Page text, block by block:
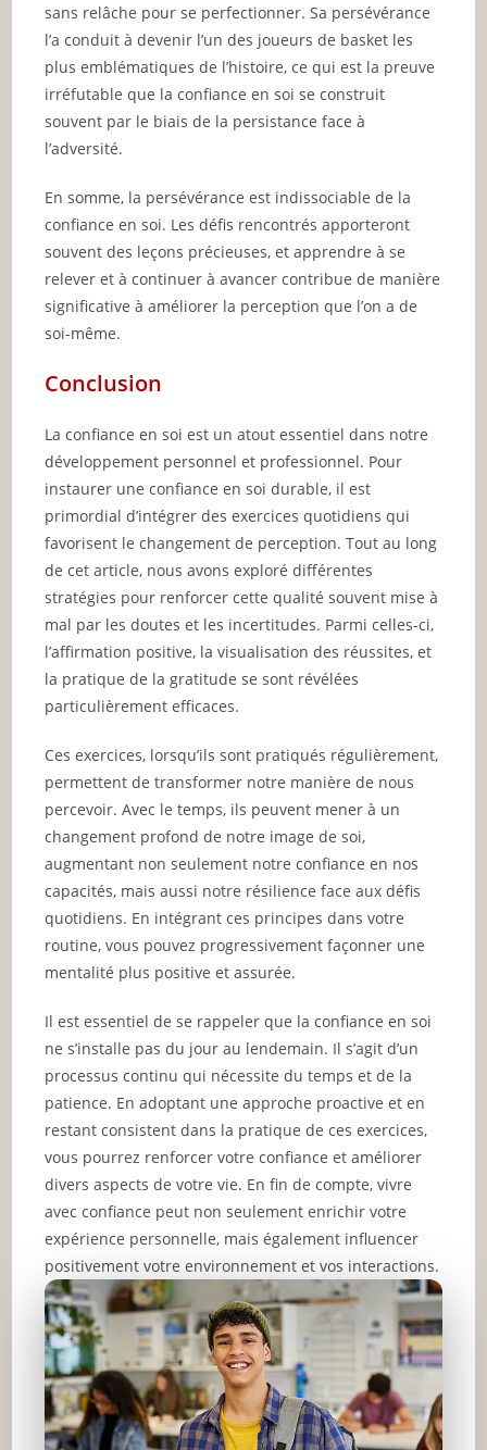
sans relâche pour se perfectionner. Sa persévérance
l’a conduit à devenir l’un des joueurs de basket les
plus emblématiques de l’histoire, ce qui est la preuve
irréfutable que la confiance en soi se construit
souvent par le biais de la persistance face à
l’adversité.
En somme, la persévérance est indissociable de la
confiance en soi. Les défis rencontrés apporteront
souvent des leçons précieuses, et apprendre à se
relever et à continuer à avancer contribue de manière
significative à améliorer la perception que l’on a de
soi-même.
Conclusion
La confiance en soi est un atout essentiel dans notre
développement personnel et professionnel. Pour
instaurer une confiance en soi durable, il est
primordial d’intégrer des exercices quotidiens qui
favorisent le changement de perception. Tout au long
de cet article, nous avons exploré différentes
stratégies pour renforcer cette qualité souvent mise à
mal par les doutes et les incertitudes. Parmi celles-ci,
l’affirmation positive, la visualisation des réussites, et
la pratique de la gratitude se sont révélées
particulièrement efficaces.
Ces exercices, lorsqu’ils sont pratiqués régulièrement,
permettent de transformer notre manière de nous
percevoir. Avec le temps, ils peuvent mener à un
changement profond de notre image de soi,
augmentant non seulement notre confiance en nos
capacités, mais aussi notre résilience face aux défis
quotidiens. En intégrant ces principes dans votre
routine, vous pouvez progressivement façonner une
mentalité plus positive et assurée.
Il est essentiel de se rappeler que la confiance en soi
ne s’installe pas du jour au lendemain. Il s’agit d’un
processus continu qui nécessite du temps et de la
patience. En adoptant une approche proactive et en
restant consistent dans la pratique de ces exercices,
vous pourrez renforcer votre confiance et améliorer
divers aspects de votre vie. En fin de compte, vivre
avec confiance peut non seulement enrichir votre
expérience personnelle, mais également influencer
positivement votre environnement et vos interactions.